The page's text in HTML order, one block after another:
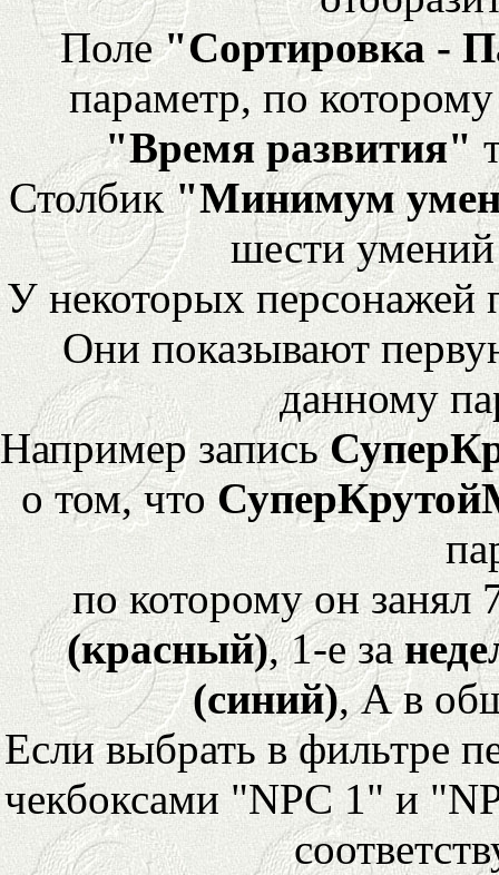
Поле"Сортировка -
параметр, по
"Время развития"
Столбик"Минимум
шести
У некоторых персонажей
Они показывают
данному
Например запись
о том, что
по которому он
(красный), 1-е за
(синий), А в
Если выбрать в фильтре
чекбоксами "NPC 1" и